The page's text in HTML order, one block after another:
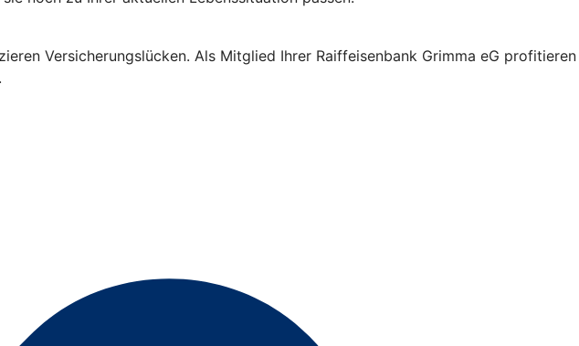
Versicherungslücken. Als Mitglied Ihrer Raiffeisenbank Grimma eG profitieren